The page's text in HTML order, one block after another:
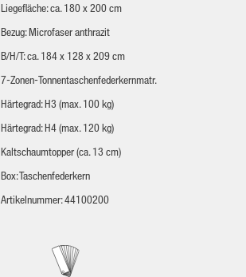
Liegefläche: ca. 180 x 200 cm
Bezug: Microfaser anthrazit
B/H/T: ca. 184 x 128 x 209 cm
7-Zonen-Tonnentaschenfederkernmatr.
Härtegrad: H3 (max. 100 kg)
Härtegrad: H4 (max. 120 kg)
Kaltschaumtopper (ca. 13 cm)
Box: Taschenfederkern
Artikelnummer: 44100200